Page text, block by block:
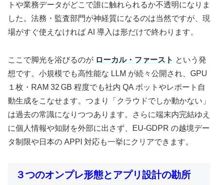
トや業務データがどこで誰に触れられるか不透明になりま
した。法務・監査部門が神経質になるのは当然ですが、現
場がすぐ使えなければ AI 導入は形だけで終わります。
ここで脚光を浴びるのが ローカル・ファースト という発
想です。小規模でも高性能な LLM が続々公開され、GPU
１枚・RAM 32 GB 程度でも社内 QA ボットやレポート自
動生成をこなせます。つまり「クラウドでしか動かない」
は過去の常識になりつつあります。さらに端末内完結ゆえ
に個人情報や知財を外部に出さず、EU‐GDPR の越境デー
タ制限や日本の APPI 対応も一挙にクリアできます。
３つのオンプレ形態とアプリ設計の勘所